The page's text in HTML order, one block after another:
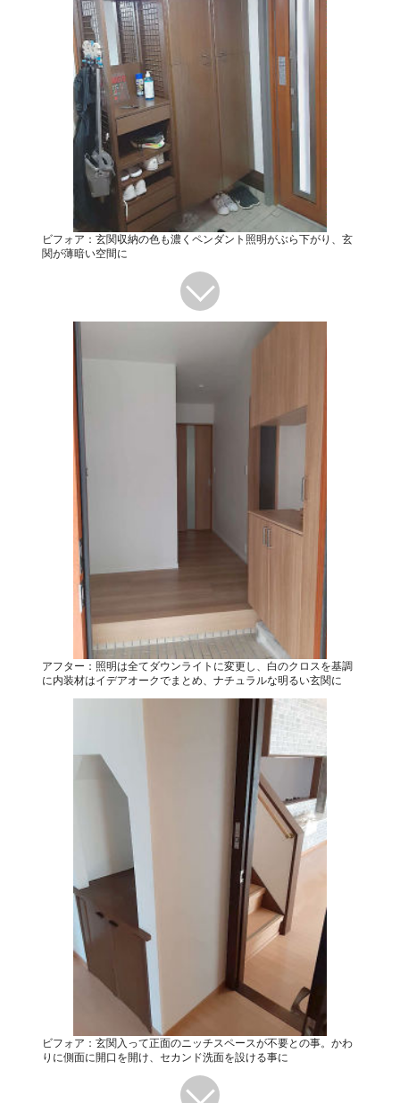
ビフォア：玄関収納の色も濃くペンダント照明がぶら下がり、玄
関が薄暗い空間に
アフター：照明は全てダウンライトに変更し、白のクロスを基調
に内装材はイデアオークでまとめ、ナチュラルな明るい玄関に
ビフォア：玄関入って正面のニッチスペースが不要との事。かわ
りに側面に開口を開け、セカンド洗面を設ける事に